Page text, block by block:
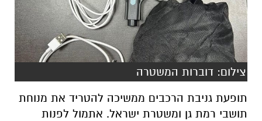
צילום: דוברות המשטרה
תופעת גניבת הרכבים ממשיכה להטריד את מנוחת
תושבי רמת גן ומשטרת ישראל. אתמול לפנות